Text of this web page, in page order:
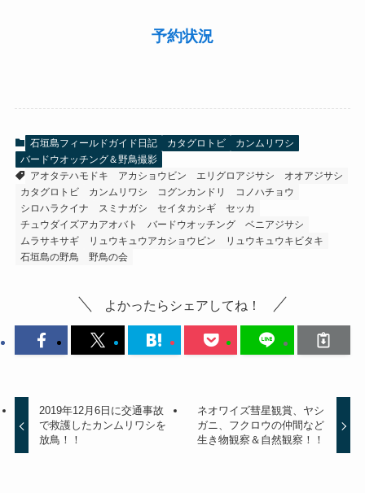
予約状況
石垣島フィールドガイド日記 カタグロトビ
カンムリワシ
バードウオッチング＆野鳥撮影
アオタテハモドキ
アカショウビン エリグロアジサシ
オオアジサシ
カタグロトビ
カンムリワシ コグンカンドリ
コノハチョウ
シロハラクイナ
スミナガシ セイタカシギ
セッカ
チュウダイズアカアオバト
バードウオッチング
ベニアジサシ
ムラサキサギ
リュウキュウアカショウビン
リュウキュウキビタキ
石垣島の野鳥
野鳥の会
よかったらシェアしてね！
2019年12月6日に交通事故
で救護したカンムリワシを
放鳥！！
ネオワイズ彗星観賞、ヤシ
ガニ、フクロウの仲間など
生き物観察＆自然観察！！